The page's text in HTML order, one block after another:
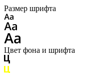
Размер шрифта
Цвет фона и шрифта